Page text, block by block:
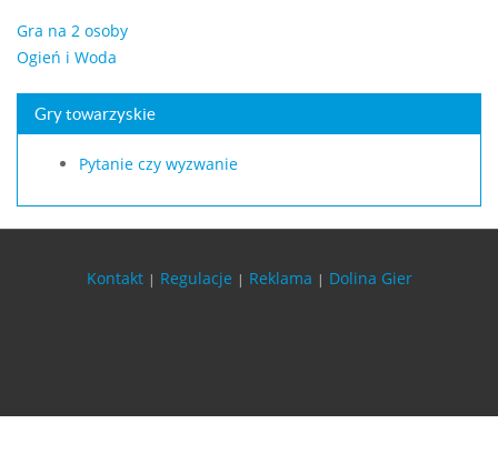
Gra na 2 osoby
Ogień i Woda
Gry towarzyskie
Pytanie czy wyzwanie
Kontakt | Regulacje | Reklama | Dolina Gier